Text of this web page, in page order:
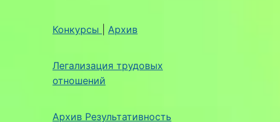
Конкурсы Архив
Легализация трудовых
отношений
Архив Результативность